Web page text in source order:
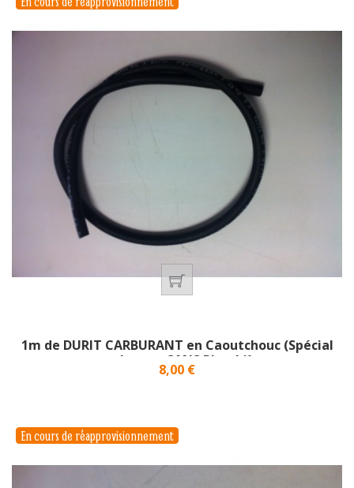
1m de DURIT CARBURANT en Caoutchouc (Spécial
carburant SANS Plomb)}
Prix
8,00 €
En cours de réapprovisionnement